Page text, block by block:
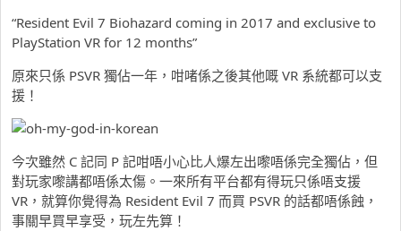
“Resident Evil 7 Biohazard coming in 2017 and exclusive to
PlayStation VR for 12 months”
原來只係 PSVR 獨佔一年，咁啫係之後其他嘅 VR 系統都可以支
援！
今次雖然 C 記同 P 記咁唔小心比人爆左出嚟唔係完全獨佔，但
對玩家嚟講都唔係太傷。一來所有平台都有得玩只係唔支援
VR，就算你覺得為 Resident Evil 7 而買 PSVR 的話都唔係蝕，
事關早買早享受，玩左先算！